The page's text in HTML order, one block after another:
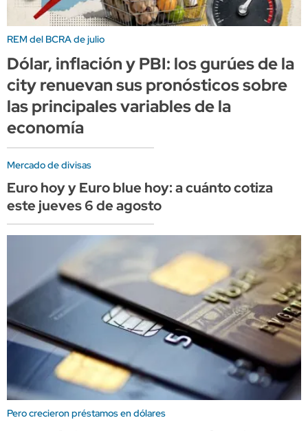
REM del BCRA de julio
Dólar, inflación y PBI: los gurúes de la
city renuevan sus pronósticos sobre
las principales variables de la
economía
Mercado de divisas
Euro hoy y Euro blue hoy: a cuánto cotiza
este jueves 6 de agosto
Pero crecieron préstamos en dólares